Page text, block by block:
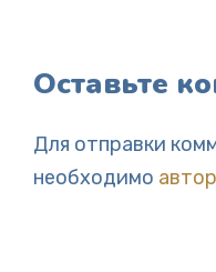
Оставьте
Для отправки
необходимо